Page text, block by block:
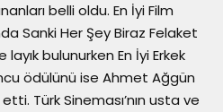
belli oldu. En İyi Film
Sanki Her Şey Biraz Felaket
layık bulunurken En İyi Erkek
ödülünü ise Ahmet Ağgün
Türk Sineması’nın usta ve